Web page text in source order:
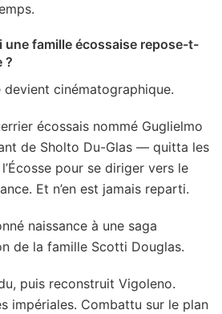
une famille écossaise repose-t-
?
devient cinématographique.
écossais nommé Guglielmo
de Sholto Du-Glas — quitta les
pour se diriger vers le
Et n’en est jamais reparti.
naissance à une saga
de la famille Scotti Douglas.
puis reconstruit Vigoleno.
impériales. Combattu sur le plan